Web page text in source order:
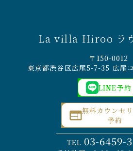
La villa Hiroo ラ
〒150-0012
東京都渋谷区広尾5-7-35 広尾
LINE予約
無料カウンセ
予約
TEL 03-6459-